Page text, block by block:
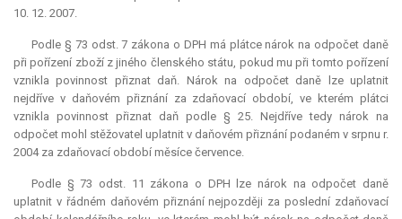
10. 12. 2007.
Podle § 73 odst. 7 zákona o DPH má plátce nárok na odpočet daně
při pořízení zboží z jiného členského státu, pokud mu při tomto pořízení
vznikla povinnost přiznat daň. Nárok na odpočet daně lze uplatnit
nejdříve v daňovém přiznání za zdaňovací období, ve kterém plátci
vznikla povinnost přiznat daň podle § 25. Nejdříve tedy nárok na
odpočet mohl stěžovatel uplatnit v daňovém přiznání podaném v srpnu r.
2004 za zdaňovací období měsíce července.
Podle § 73 odst. 11 zákona o DPH lze nárok na odpočet daně
uplatnit v řádném daňovém přiznání nejpozději za poslední zdaňovací